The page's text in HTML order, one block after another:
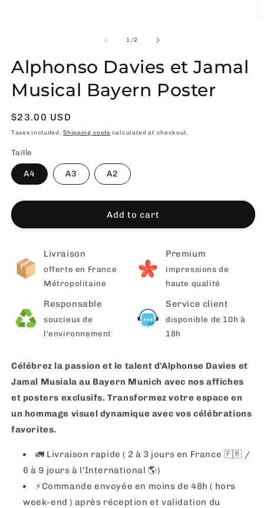
1/of
2
Alphonso Davies et Jamal
Musical Bayern Poster
Usual
price
$23.00 USD
Taxes included.Shipping costs calculated at checkout.
Taille
A4 A3 A2
Add to cart
Livraison
offerte en France
Métropolitaine
Premium
impressions de
haute qualité
Responsable
soucieux de
l'environnement
Service client
disponible de 10h à
18h
Célébrez la passion et le talent d'Alphonse Davies et
Jamal Musiala au Bayern Munich avec nos affiches
et posters exclusifs. Transformez votre espace en
un hommage visuel dynamique avec vos célébrations
favorites.
🚛 Livraison rapide ( 2 à 3 jours en France 🇫🇷 /
6 à 9 jours à l'International 🌎)
⚡️Commande envoyée en moins de 48h ( hors
week-end ) après réception et validation du